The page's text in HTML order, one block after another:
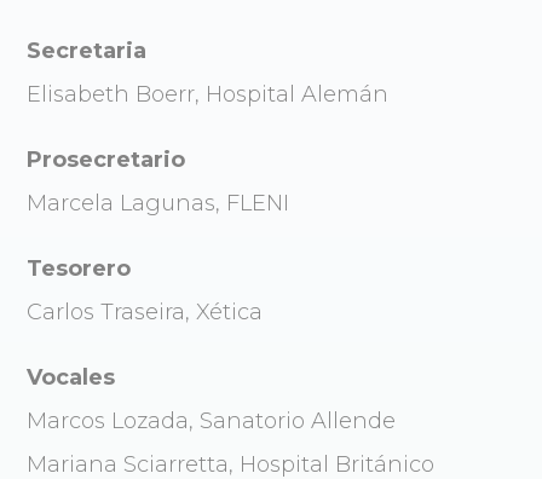
Secretaria
Elisabeth Boerr, Hospital Alemán
Prosecretario
Marcela Lagunas, FLENI
Tesorero
Carlos Traseira, Xética
Vocales
Marcos Lozada, Sanatorio Allende
Mariana Sciarretta, Hospital Británico